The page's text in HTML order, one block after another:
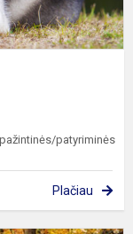
patyriminės
Plačiau